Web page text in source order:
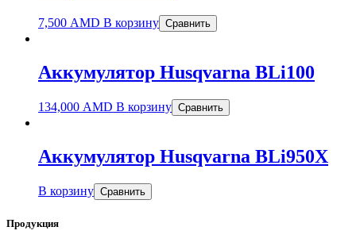
7,500 AMD В корзину Сравнить
Аккумулятор Husqvarna BLi100
134,000 AMD В корзину Сравнить
Аккумулятор Husqvarna BLi950X
В корзину Сравнить
Продукция